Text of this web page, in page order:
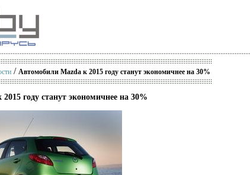
/ Автомобили Mazda к 2015 году станут экономичнее на 30%
году станут экономичнее на 30%